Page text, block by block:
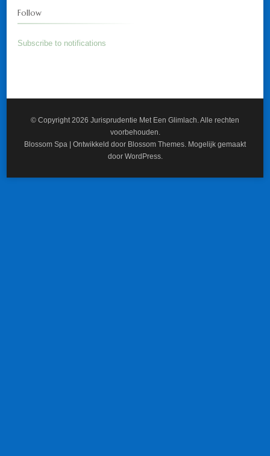
Follow
Subscribe to notifications
© Copyright 2026 Jurisprudentie Met Een Glimlach . Alle rechten
voorbehouden.
Blossom Spa | Ontwikkeld door Blossom Themes . Mogelijk gemaakt
door WordPress.